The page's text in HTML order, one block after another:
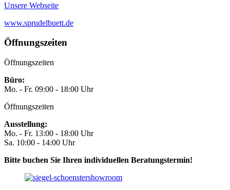
Unsere Webseite
www.sprudelbuett.de
Öffnungszeiten
Öffnungszeiten
Büro:
Mo. - Fr. 09:00 - 18:00 Uhr
Öffnungszeiten
Ausstellung:
Mo. - Fr. 13:00 - 18:00 Uhr
Sa. 10:00 - 14:00 Uhr
Bitte buchen Sie Ihren individuellen Beratungstermin!